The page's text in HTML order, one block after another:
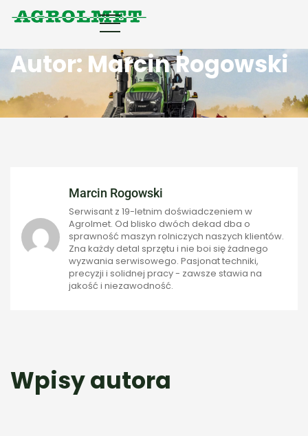
Autor: Marcin Rogowski
Marcin Rogowski
Serwisant z 19-letnim doświadczeniem w
Agrolmet. Od blisko dwóch dekad dba o
sprawność maszyn rolniczych naszych klientów.
Zna każdy detal sprzętu i nie boi się żadnego
wyzwania serwisowego. Pasjonat techniki,
precyzji i solidnej pracy - zawsze stawia na
jakość i niezawodność.
Wpisy autora